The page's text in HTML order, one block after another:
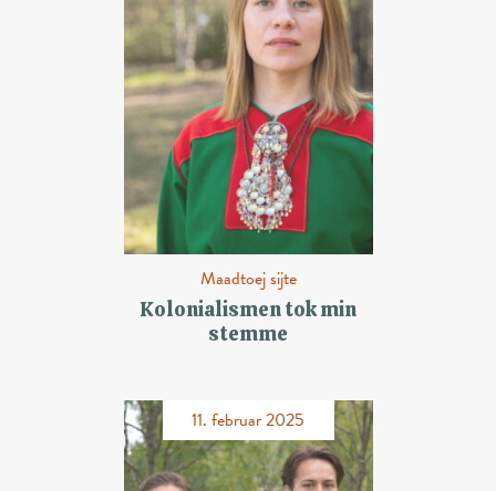
Maadtoej sijte
Kolonialismen tok min
stemme
11. februar 2025